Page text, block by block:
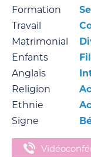
Formation
Travail
Matrimonial
Enfants
Anglais
Religion
Ethnie
Signe